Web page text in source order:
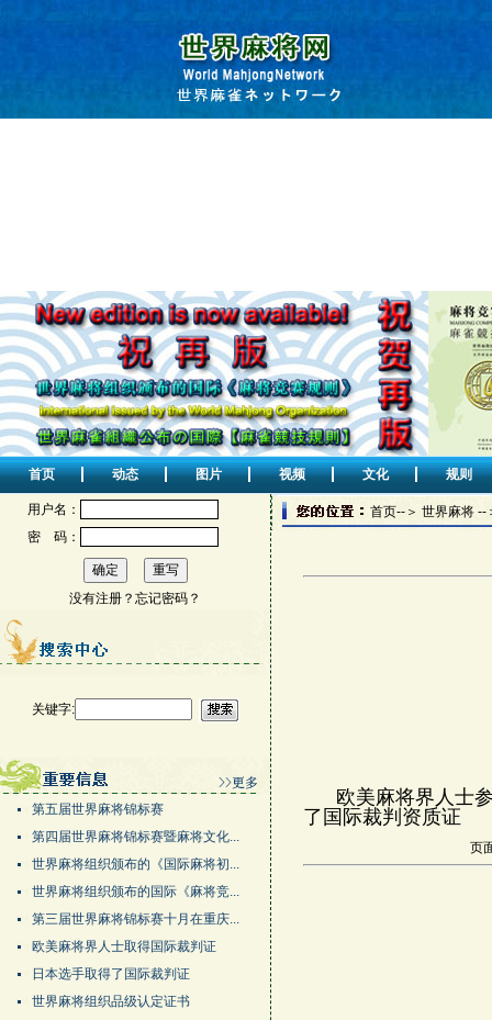
首页 动态 图片 视频 文化 规则
用户名：
密 码：
没有注册？ 忘记密码？
关键字:
第五届世界麻将锦标赛
第四届世界麻将锦标赛暨麻将文化...
世界麻将组织颁布的《国际麻将初...
世界麻将组织颁布的国际《麻将竞...
第三届世界麻将锦标赛十月在重庆...
欧美麻将界人士取得国际裁判证
日本选手取得了国际裁判证
世界麻将组织品级认定证书
首页--＞ 世界麻将 --
欧美麻将界人士参
了国际裁判资质证
页